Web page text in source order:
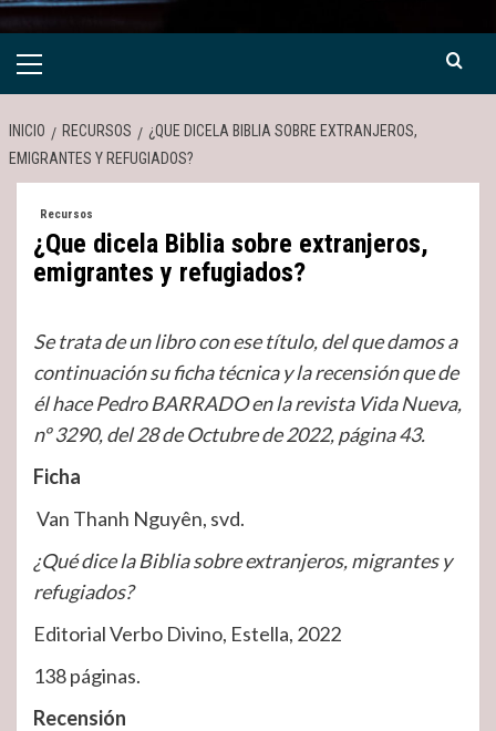
Menú
INICIO RECURSOS
¿QUE DICELA BIBLIA SOBRE EXTRANJEROS,
EMIGRANTES Y REFUGIADOS?
Recursos
¿Que dicela Biblia sobre extranjeros,
emigrantes y refugiados?
Se trata de un libro con ese título, del que damos a
continuación su ficha técnica y la recensión que de
él hace Pedro BARRADOen la revista Vida Nueva,
nº 3290, del 28 de Octubre de 2022, página 43.
Ficha
Van Thanh Nguyên, svd.
¿Qué dice la Biblia sobre extranjeros, migrantes y
refugiados?
Editorial Verbo Divino, Estella, 2022
138 páginas.
Recensión